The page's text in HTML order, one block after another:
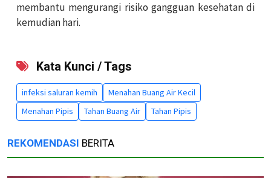
membantu mengurangi risiko gangguan kesehatan di
kemudian hari.
Kata Kunci / Tags
infeksi saluran kemih
Menahan Buang Air Kecil
Menahan Pipis
Tahan Buang Air Tahan Pipis
REKOMENDASI BERITA